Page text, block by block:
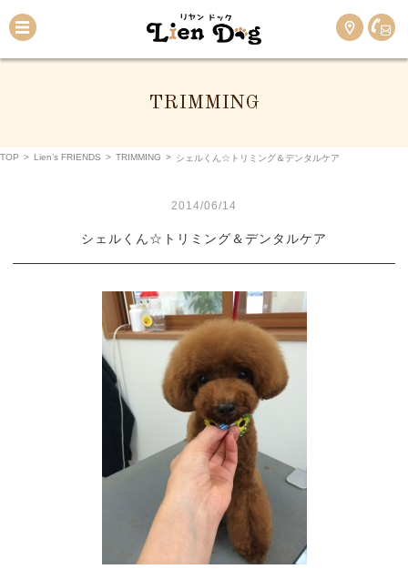
TRIMMING
TOP > Lien’s FRIENDS > TRIMMING > シェルくん☆トリミング＆デンタルケア
2014/06/14
シェルくん☆トリミング＆デンタルケア